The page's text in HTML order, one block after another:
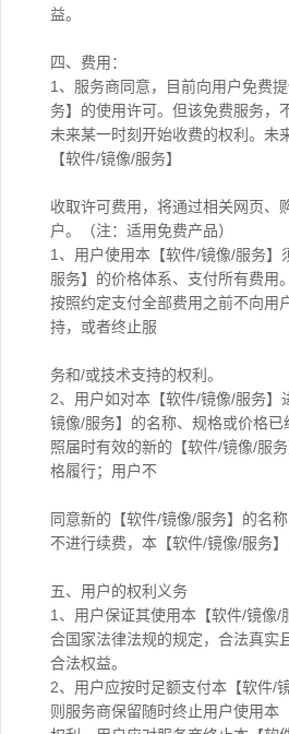
益。
四、费用：
1、服务商同意，目前向用户免费
务】的使用许可。但该免费服务，
未来某一时刻开始收费的权利。未
【软件/镜像/服务】
收取许可费用，将通过相关网页、
户。（注：适用免费产品）
1、用户使用本【软件/镜像/服务】
服务】的价格体系、支付所有费用
按照约定支付全部费用之前不向用
持，或者终止服
务和/或技术支持的权利。
2、用户如对本【软件/镜像/服务】
镜像/服务】的名称、规格或价格
照届时有效的新的【软件/镜像/服
格履行；用户不
同意新的【软件/镜像/服务】的名
不进行续费，本【软件/镜像/服务】
五、用户的权利义务
1、用户保证其使用本【软件/镜像/
合国家法律法规的规定，合法真实
合法权益。
2、用户应按时足额支付本【软件/
则服务商保留随时终止用户使用本